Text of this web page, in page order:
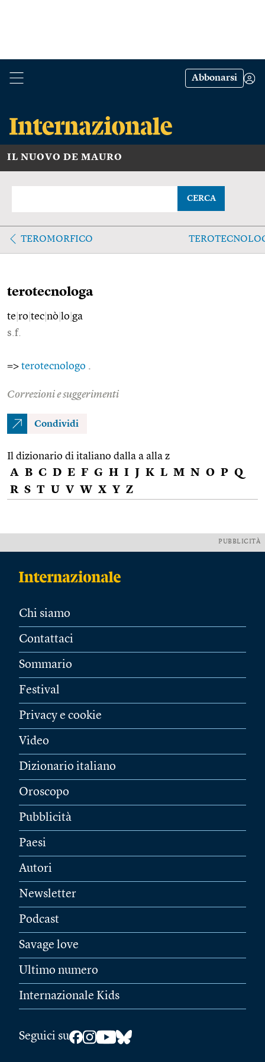
Abbonarsi
IL NUOVO DE MAURO
CERCA
TEROMORFICO
terotecnologa
te ro tec nò lo ga
s.f.
=> terotecnologo
Correzioni e suggerimenti
Condividi
Il dizionario di italiano dalla a alla z
A B C D E F G H I J K L M N O P Q
R S T U V W X Y Z
PUBBLICITÀ
Chi siamo
Contattaci
Sommario
Festival
Privacy e cookie
Video
Dizionario italiano
Oroscopo
Pubblicità
Paesi
Autori
Newsletter
Podcast
Savage love
Ultimo numero
Internazionale Kids
Seguici su